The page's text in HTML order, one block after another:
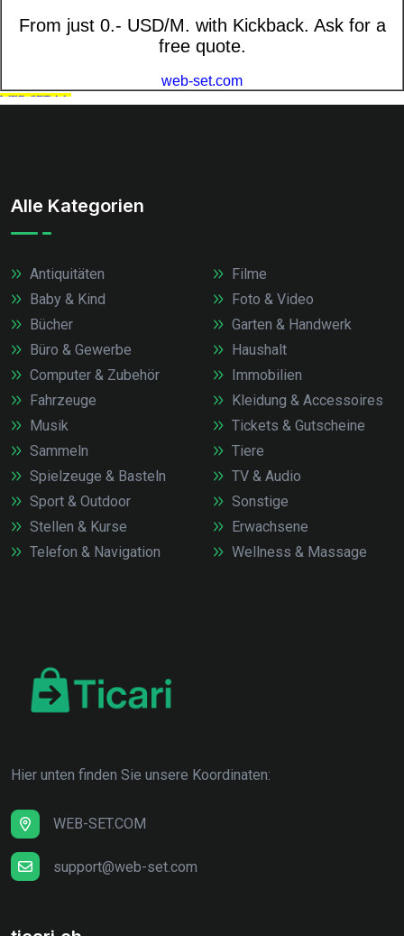
Alle Kategorien
Antiquitäten
Baby & Kind
Bücher
Büro & Gewerbe
Computer & Zubehör
Fahrzeuge
Filme
Foto & Video
Garten & Handwerk
Haushalt
Immobilien
Kleidung & Accessoires
Musik
Sammeln
Spielzeuge & Basteln
Sport & Outdoor
Stellen & Kurse
Telefon & Navigation
Tickets & Gutscheine
Tiere
TV & Audio
Sonstige
Erwachsene
Wellness & Massage
Hier unten finden Sie unsere Koordinaten:
WEB-SET.COM
support@web-set.com